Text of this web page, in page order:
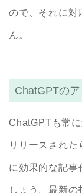
ので、それに対
ん。
ChatGPTの
ChatGPTも常
リリースされ
に効果的な記事
しょう。最新